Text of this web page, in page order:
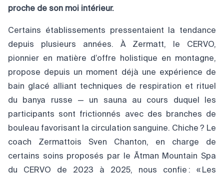
proche de son moi intérieur.
Certains établissements pressentaient la tendance
depuis plusieurs années. À Zermatt, le CERVO,
pionnier en matière d’offre holistique en montagne,
propose depuis un moment déjà une expérience de
bain glacé alliant techniques de respiration et rituel
du banya russe — un sauna au cours duquel les
participants sont frictionnés avec des branches de
bouleau favorisant la circulation sanguine. Chiche ? Le
coach Zermattois Sven Chanton, en charge de
certains soins proposés par le Ātman Mountain Spa
du CERVO de 2023 à 2025, nous confie : « Les